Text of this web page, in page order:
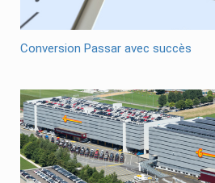
Conversion Passar avec succès